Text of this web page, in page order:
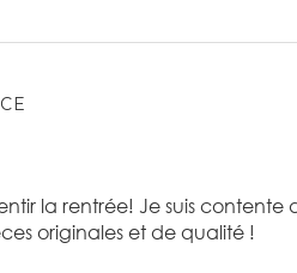
la rentrée! Je suis
originales et de qualité !